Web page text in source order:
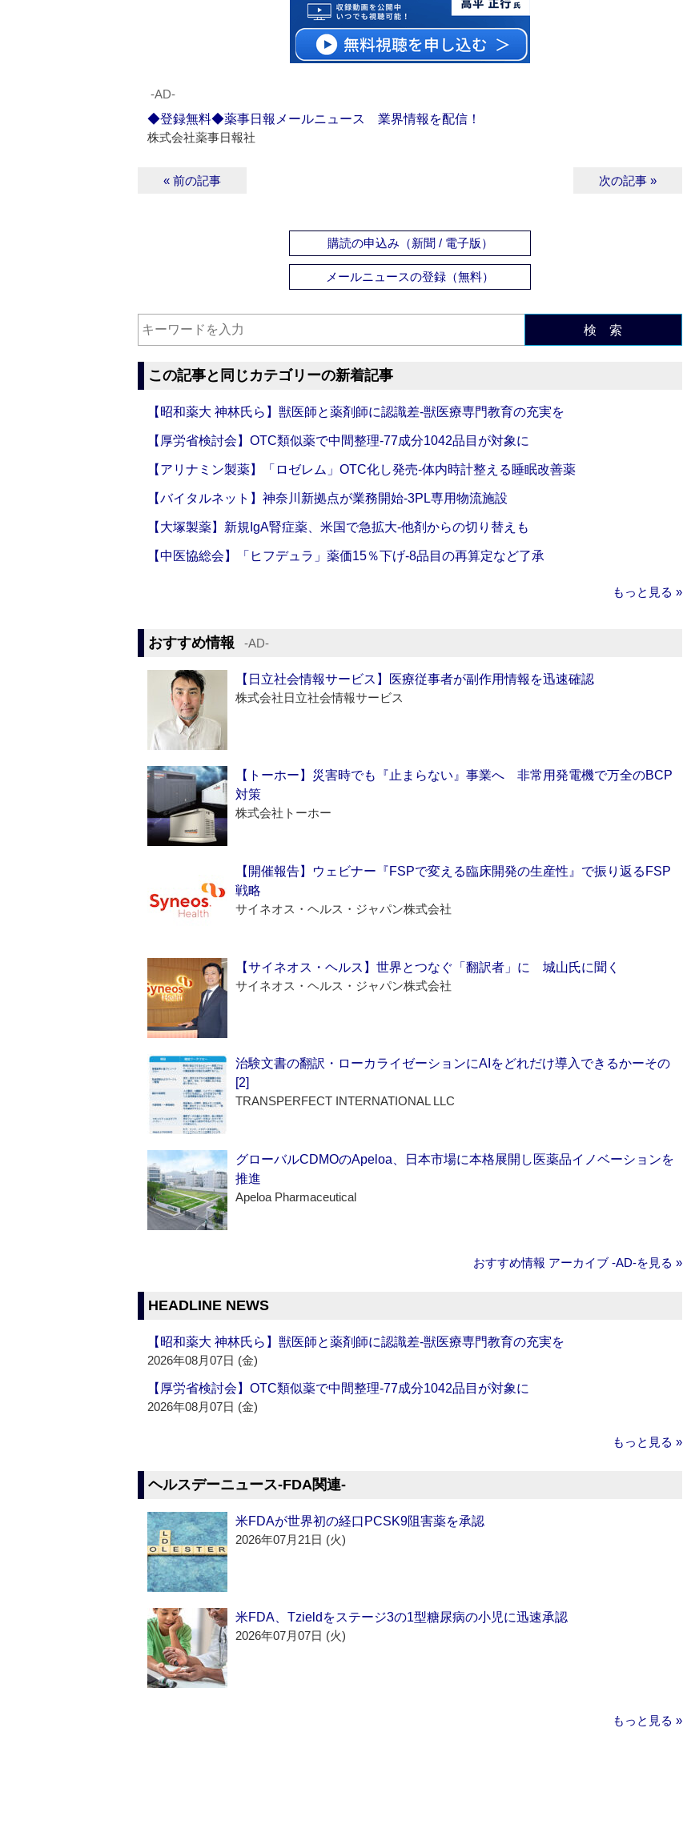
‐AD‐
◆登録無料◆薬事日報メールニュース 業界情報を配信！
株式会社薬事日報社
« 前の記事 次の記事 »
購読の申込み（新聞 / 電子版）
メールニュースの登録（無料）
検 索
この記事と同じカテゴリーの新着記事
【昭和薬大 神林氏ら】獣医師と薬剤師に認識差‐獣医療専門教育の充実を
【厚労省検討会】OTC類似薬で中間整理‐77成分1042品目が対象に
【アリナミン製薬】「ロゼレム」OTC化し発売‐体内時計整える睡眠改善薬
【バイタルネット】神奈川新拠点が業務開始‐3PL専用物流施設
【大塚製薬】新規IgA腎症薬、米国で急拡大‐他剤からの切り替えも
【中医協総会】「ヒフデュラ」薬価15％下げ‐8品目の再算定など了承
もっと見る »
おすすめ情報 ‐AD‐
【日立社会情報サービス】医療従事者が副作用情報を迅速確認
株式会社日立社会情報サービス
【トーホー】災害時でも『止まらない』事業へ 非常用発電機で万全のBCP
対策
株式会社トーホー
【開催報告】ウェビナー『FSPで変える臨床開発の生産性』で振り返るFSP
戦略
サイネオス・ヘルス・ジャパン株式会社
【サイネオス・ヘルス】世界とつなぐ「翻訳者」に 城山氏に聞く
サイネオス・ヘルス・ジャパン株式会社
治験文書の翻訳・ローカライゼーションにAIをどれだけ導入できるかーその
[2]
TRANSPERFECT INTERNATIONAL LLC
グローバルCDMOのApeloa、日本市場に本格展開し医薬品イノベーションを
推進
Apeloa Pharmaceutical
おすすめ情報 アーカイブ ‐AD‐を見る »
HEADLINE NEWS
【昭和薬大 神林氏ら】獣医師と薬剤師に認識差‐獣医療専門教育の充実を
2026年08月07日 (金)
【厚労省検討会】OTC類似薬で中間整理‐77成分1042品目が対象に
2026年08月07日 (金)
もっと見る »
ヘルスデーニュース‐FDA関連‐
米FDAが世界初の経口PCSK9阻害薬を承認
2026年07月21日 (火)
米FDA、Tzieldをステージ3の1型糖尿病の小児に迅速承認
2026年07月07日 (火)
もっと見る »